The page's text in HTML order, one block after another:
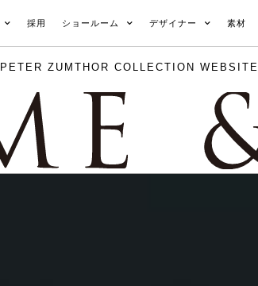
採用 ショールーム デザイナー 素材
PETER ZUMTHOR COLLECTION WEBSITE